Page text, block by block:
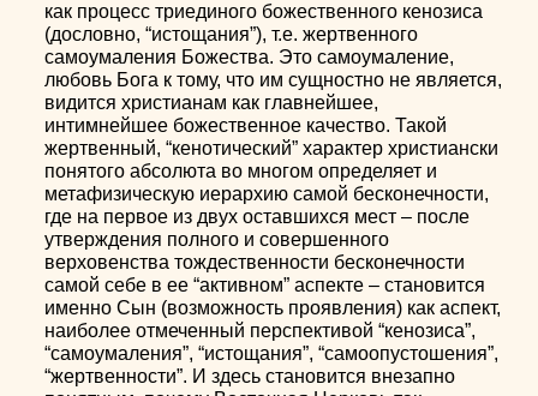
как процесс триединого божественного кенозиса
(дословно, “истощания”), т.е. жертвенного
самоумаления Божества. Это самоумаление,
любовь Бога к тому, что им сущностно не является,
видится христианам как главнейшее,
интимнейшее божественное качество. Такой
жертвенный, “кенотический” характер христиански
понятого абсолюта во многом определяет и
метафизическую иерархию самой бесконечности,
где на первое из двух оставшихся мест – после
утверждения полного и совершенного
верховенства тождественности бесконечности
самой себе в ее “активном” аспекте – становится
именно Сын (возможность проявления) как аспект,
наиболее отмеченный перспективой “кенозиса”,
“самоумаления”, “истощания”, “самоопустошения”,
“жертвенности”. И здесь становится внезапно